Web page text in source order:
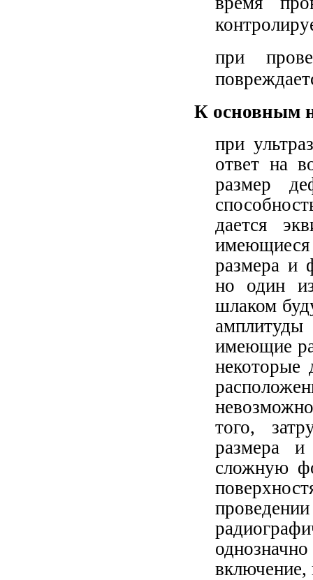
при
К основным
при
ответ на
размер
дается
имеющиеся
размера и
но один
шлаком
амплитуды
имеющие
некоторые
того,
размера
сложную
включение,